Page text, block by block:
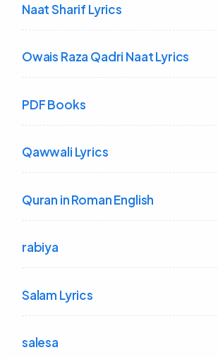
Naat Sharif Lyrics
Owais Raza Qadri Naat Lyrics
PDF Books
Qawwali Lyrics
Quran in Roman English
rabiya
Salam Lyrics
salesa